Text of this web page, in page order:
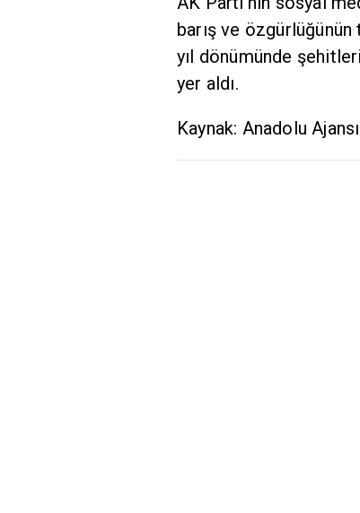
barış ve özgürlüğünün
yıl dönümünde
yer aldı.
Kaynak: Anadolu Ajansı